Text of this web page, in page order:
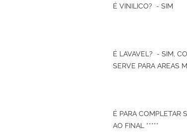
É VINILICO? - SIM
É LAVAVEL? - SIM,
SERVE PARA AREAS
É PARA COMPLETAR
AO FINAL *****